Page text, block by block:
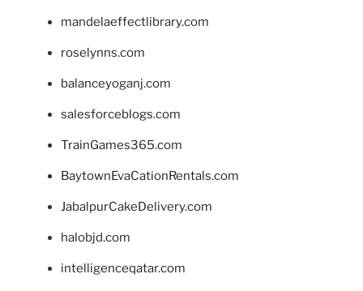
mandelaeffectlibrary.com
roselynns.com
balanceyoganj.com
salesforceblogs.com
TrainGames365.com
BaytownEvaCationRentals.com
JabalpurCakeDelivery.com
halobjd.com
intelligenceqatar.com